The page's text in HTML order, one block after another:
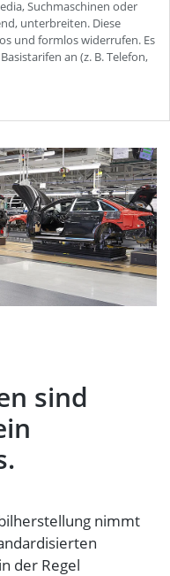
sind
nimmt
der Regel